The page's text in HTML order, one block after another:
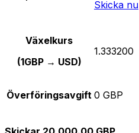
Skicka nu
Växelkurs
(1GBP → USD)
1.333200
Överföringsavgift 0 GBP